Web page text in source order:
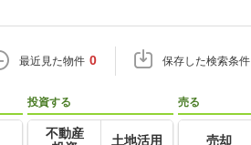
最近見た物件 0 保存した検索条件
投資する
不動産
土地活用
売る
売却